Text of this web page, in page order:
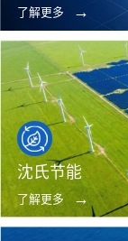
了解更多
沈氏节能
了解更多